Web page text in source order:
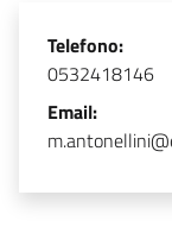
Telefono:
0532418146
Email: